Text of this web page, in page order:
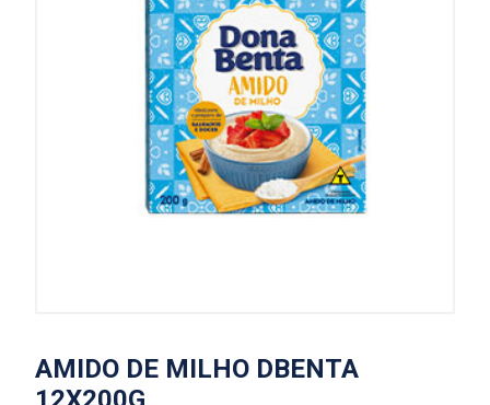
AMIDO DE MILHO DBENTA